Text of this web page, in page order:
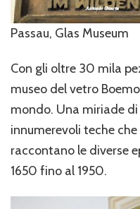
Passau, Glas Museum
Con gli oltre 30 mila
museo del vetro
mondo. Una miriade
innumerevoli teche
raccontano le diverse
1650 fino al 1950.